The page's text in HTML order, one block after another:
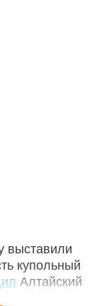
выставили
купольный
Алтайский